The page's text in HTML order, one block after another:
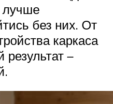
лучше
без них. От
каркаса
результат –